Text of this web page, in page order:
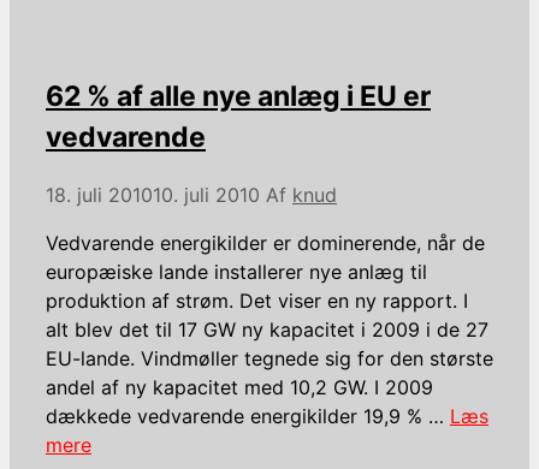
62 % af alle nye anlæg i EU er
vedvarende
18. juli 201010. juli 2010 Af knud
Vedvarende energikilder er dominerende, når de
europæiske lande installerer nye anlæg til
produktion af strøm. Det viser en ny rapport. I
alt blev det til 17 GW ny kapacitet i 2009 i de 27
EU-lande. Vindmøller tegnede sig for den største
andel af ny kapacitet med 10,2 GW. I 2009
dækkede vedvarende energikilder 19,9 % … Læs
mere